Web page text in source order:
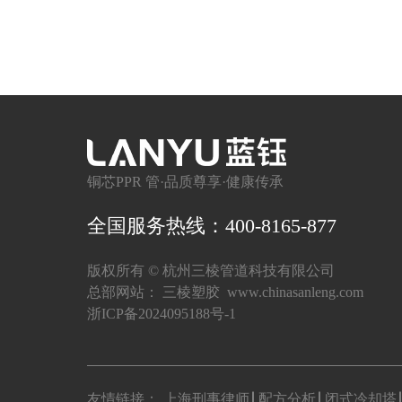
铜芯PPR 管·品质尊享·健康传承
全国服务热线：400-8165-877
版权所有 © 杭州三棱管道科技有限公司
总部网站： 三棱塑胶 www.chinasanleng.com
浙ICP备2024095188号-1
友情链接： 上海刑事律师 配方分析 闭式冷却塔